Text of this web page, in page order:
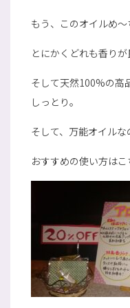
もう、このオイルめ
とにかくどれも香りが
そして天然100%の高
しっとり。
そして、万能オイルな
おすすめの使い方はこ